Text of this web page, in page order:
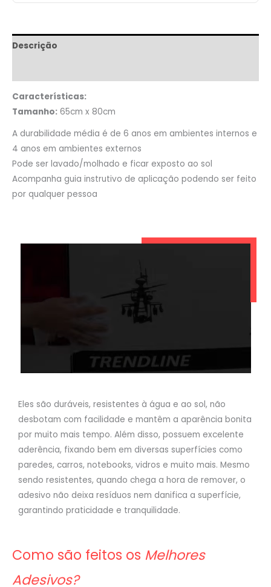
Descrição
Características:
Tamanho: 65cm x 80cm
A durabilidade média é de 6 anos em ambientes internos e
4 anos em ambientes externos
Pode ser lavado/molhado e ficar exposto ao sol
Acompanha guia instrutivo de aplicação podendo ser feito
por qualquer pessoa
Eles são duráveis, resistentes à água e ao sol, não
desbotam com facilidade e mantêm a aparência bonita
por muito mais tempo. Além disso, possuem excelente
aderência, fixando bem em diversas superfícies como
paredes, carros, notebooks, vidros e muito mais. Mesmo
sendo resistentes, quando chega a hora de remover, o
adesivo não deixa resíduos nem danifica a superfície,
garantindo praticidade e tranquilidade.
Como são feitos os Melhores
Adesivos?